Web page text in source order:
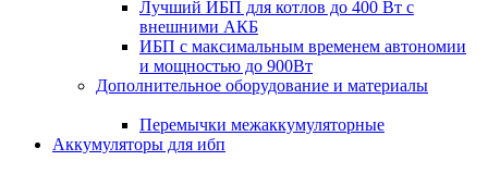
Лучший ИБП для котлов до 400 Вт с
внешними АКБ
ИБП с максимальным временем автономии
и мощностью до 900Вт
Дополнительное оборудование и материалы
Перемычки межаккумуляторные
Аккумуляторы для ибп